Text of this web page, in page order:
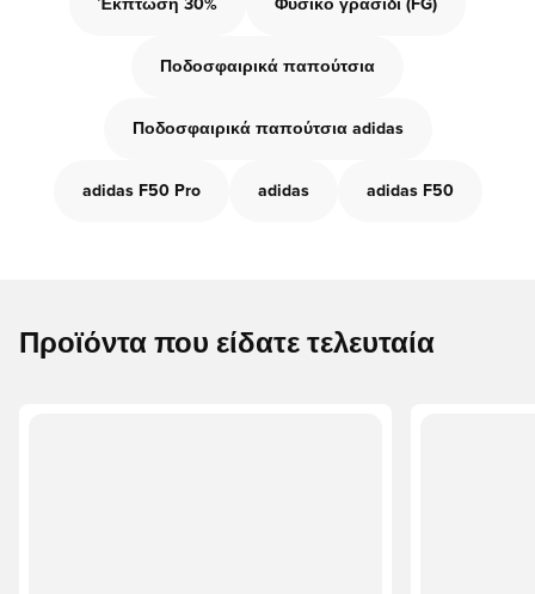
Έκπτωση 30% Φυσικό γρασίδι (FG)
Ποδοσφαιρικά παπούτσια
Ποδοσφαιρικά παπούτσια adidas
adidas F50 Pro adidas adidas F50
Προϊόντα που είδατε τελευταία